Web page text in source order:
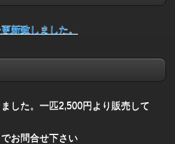
新致しました。
した。一匹2,500円より販売して
でお問合せ下さい